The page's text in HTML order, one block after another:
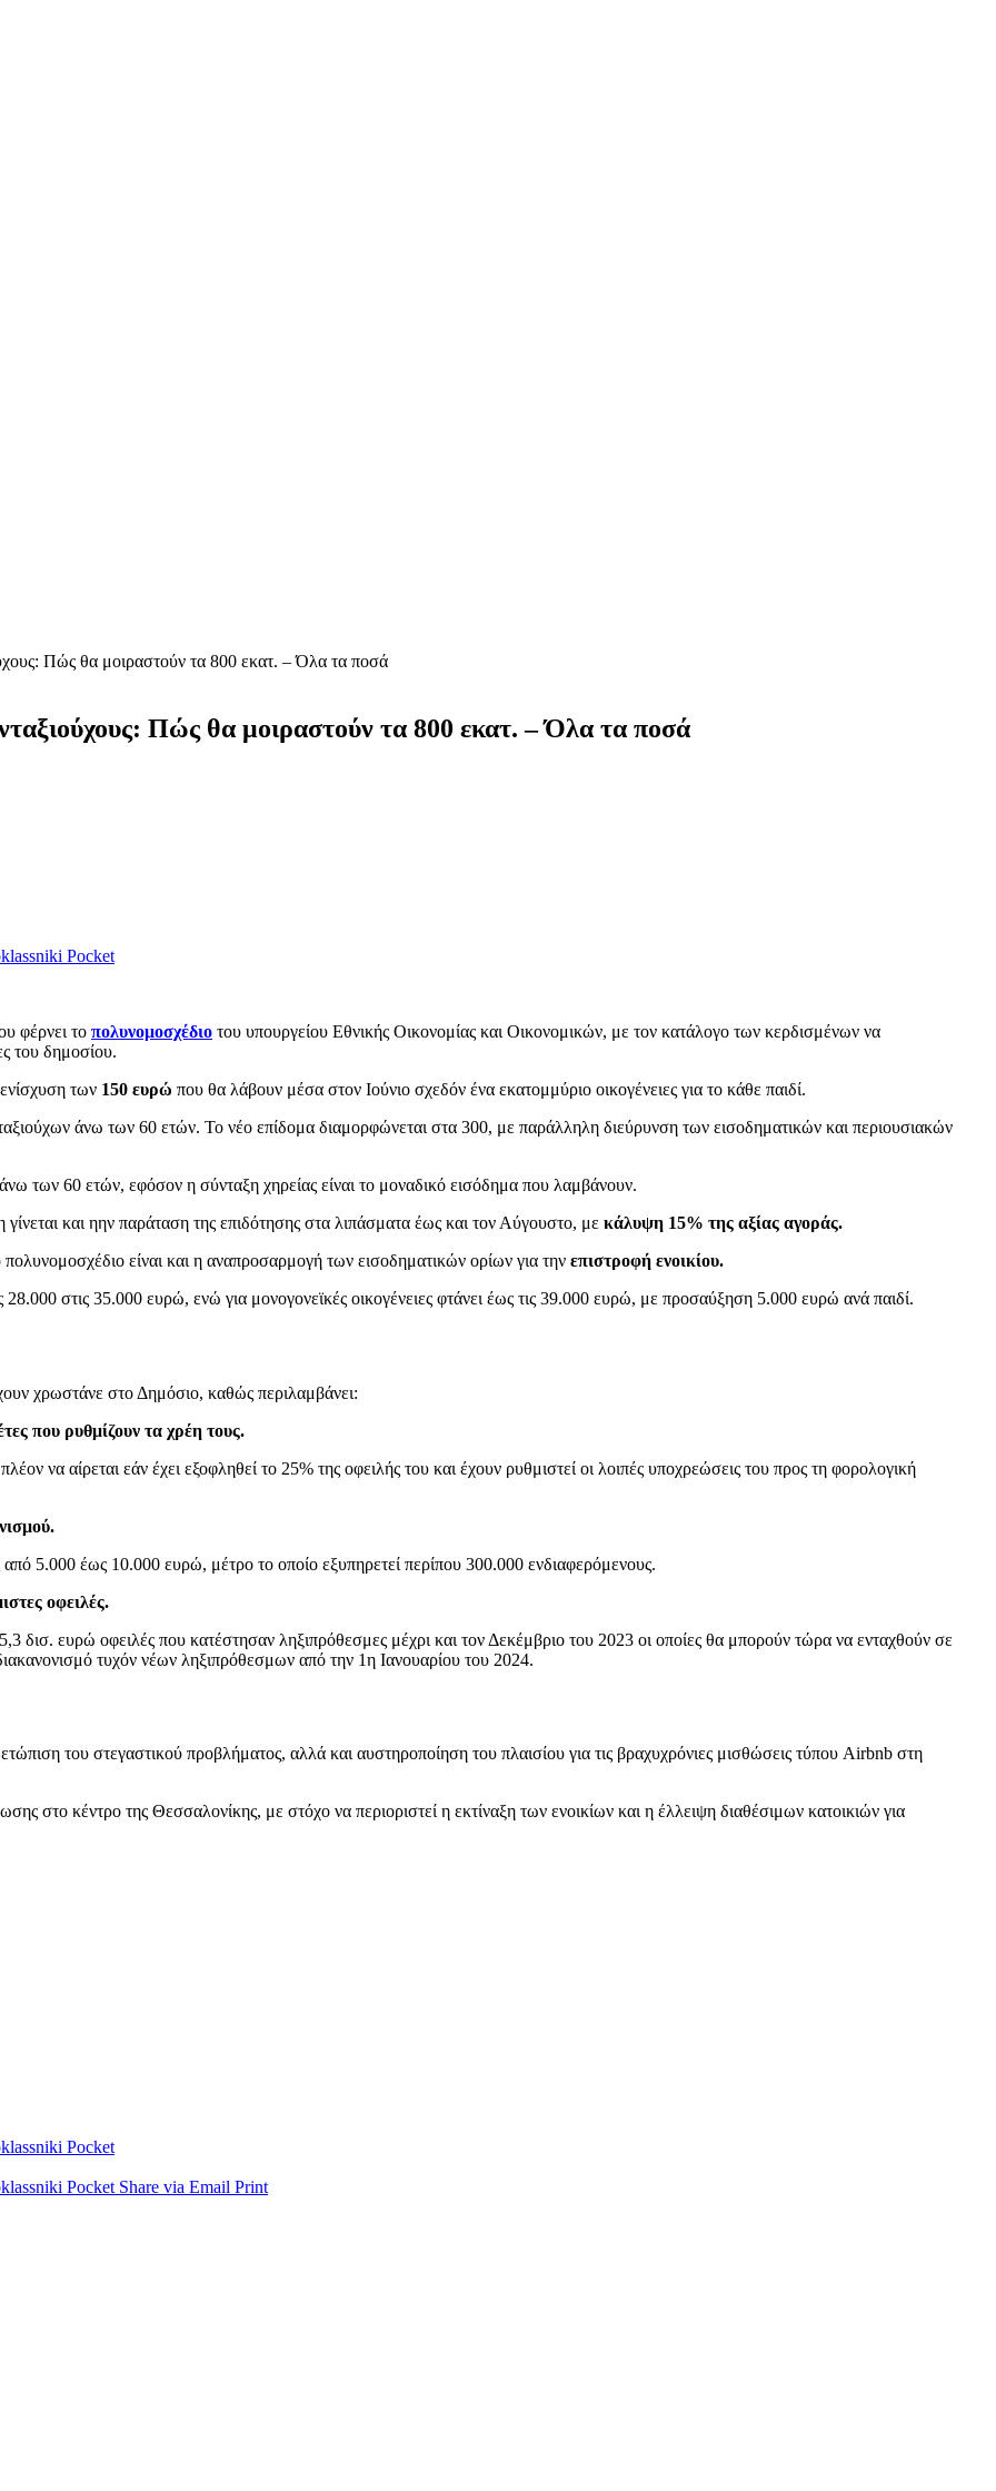
Πώς θα μοιραστούν τα 800 εκατ. – Όλα τα ποσά
Πώς θα μοιραστούν τα 800 εκατ. – Όλα τα ποσά
Pocket
φέρνει το πολυνομοσχέδιο του υπουργείου Εθνικής Οικονομίας και Οικονομικών, με τον κατάλογο των κερδισμένων να
του δημοσίου.
των 150 ευρώ που θα λάβουν μέσα στον Ιούνιο σχεδόν ένα εκατομμύριο οικογένειες για το κάθε παιδί.
άνω των 60 ετών. Το νέο επίδομα διαμορφώνεται στα 300, με παράλληλη διεύρυνση των εισοδηματικών και περιουσιακών
άνω των 60 ετών, εφόσον η σύνταξη χηρείας είναι το μοναδικό εισόδημα που λαμβάνουν.
και ηην παράταση της επιδότησης στα λιπάσματα έως και τον Αύγουστο, με κάλυψη 15% της αξίας αγοράς.
είναι και η αναπροσαρμογή των εισοδηματικών ορίων για την επιστροφή ενοικίου.
28.000 στις 35.000 ευρώ, ενώ για μονογονεϊκές οικογένειες φτάνει έως τις 39.000 ευρώ, με προσαύξηση 5.000 ευρώ ανά παιδί.
χρωστάνε στο Δημόσιο, καθώς περιλαμβάνει:
που ρυθμίζουν τα χρέη τους.
να αίρεται εάν έχει εξοφληθεί το 25% της οφειλής του και έχουν ρυθμιστεί οι λοιπές υποχρεώσεις του προς τη φορολογική
5.000 έως 10.000 ευρώ, μέτρο το οποίο εξυπηρετεί περίπου 300.000 ενδιαφερόμενους.
οφειλές.
ευρώ οφειλές που κατέστησαν ληξιπρόθεσμες μέχρι και τον Δεκέμβριο του 2023 οι οποίες θα μπορούν τώρα να ενταχθούν σε
τυχόν νέων ληξιπρόθεσμων από την 1η Ιανουαρίου του 2024.
του στεγαστικού προβλήματος, αλλά και αυστηροποίηση του πλαισίου για τις βραχυχρόνιες μισθώσεις τύπου Airbnb στη
στο κέντρο της Θεσσαλονίκης, με στόχο να περιοριστεί η εκτίναξη των ενοικίων και η έλλειψη διαθέσιμων κατοικιών για
Pocket
Pocket Share via Email Print